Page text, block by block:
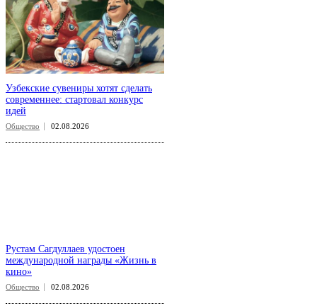
Узбекские сувениры хотят сделать
современнее: стартовал конкурс
идей
Общество 02.08.2026
Рустам Сагдуллаев удостоен
международной награды «Жизнь в
кино»
Общество 02.08.2026